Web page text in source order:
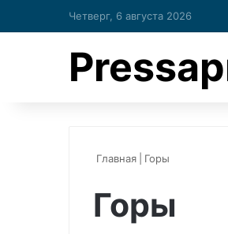
Четверг, 6 августа 2026
Главная Горы
Горы